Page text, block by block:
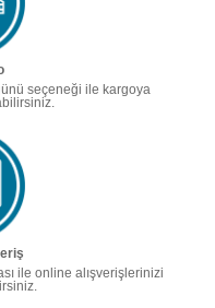
seçeneği ile kargoya
ile online alışverişlerinizi